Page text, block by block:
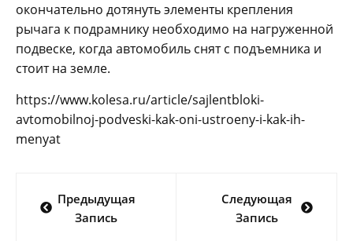
окончательно дотянуть элементы крепления
рычага к подрамнику необходимо на нагруженной
подвеске, когда автомобиль снят с подъемника и
стоит на земле.
https://www.kolesa.ru/article/sajlentbloki-
avtomobilnoj-podveski-kak-oni-ustroeny-i-kak-ih-
menyat
по
Предыдущая
Запись
Следующая
Запись